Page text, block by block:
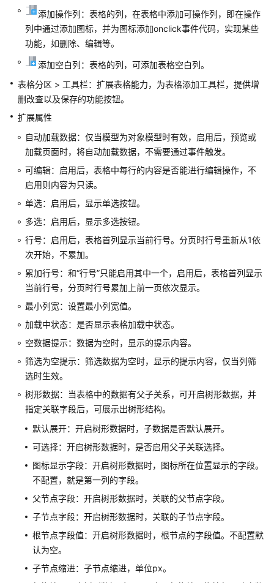
云
Astro
轻
应
用
例
并
授
用
户
使
用
添
加
华
为
Astro
轻
应
开
发
者
用
使
用
为
云
Astro
轻
用
创
建
用
添加操作列：表格的列，在表格中添加可操作列，即在操作
列中通过添加图标，并为图标添加onclick事件代码，实现某些
功能，如删除、编辑等。
添加空白列：表格的列，可添加表格空白列。
表格分区 > 工具栏：扩展表格能力，为表格添加工具栏，提供增
删改查以及保存的功能按钮。
扩展属性
自动加载数据：仅当模型为对象模型时有效，启用后，预览或
加载页面时，将自动加载数据，不需要通过事件触发。
可编辑：启用后，表格中每行的内容是否能进行编辑操作，不
启用则内容为只读。
单选：启用后，显示单选按钮。
多选：启用后，显示多选按钮。
行号：启用后，表格首列显示当前行号。分页时行号重新从1依
次开始，不累加。
累加行号：和“行号”只能启用其中一个，启用后，表格首列显示
当前行号，分页时行号累加上前一页依次显示。
最小列宽：设置最小列宽值。
加载中状态：是否显示表格加载中状态。
空数据提示：数据为空时，显示的提示内容。
筛选为空提示：筛选数据为空时，显示的提示内容，仅当列筛
选时生效。
树形数据：当表格中的数据有父子关系，可开启树形数据，并
指定关联字段后，可展示出树形结构。
默认展开：开启树形数据时，子数据是否默认展开。
可选择：开启树形数据时，是否启用父子关联选择。
图标显示字段：开启树形数据时，图标所在位置显示的字段。
不配置，就是第一列的字段。
父节点字段：开启树形数据时，关联的父节点字段。
子节点字段：开启树形数据时，关联的子节点字段。
根节点字段值：开启树形数据时，根节点的字段值。不配置默
认为空。
子节点缩进：子节点缩进，单位px。